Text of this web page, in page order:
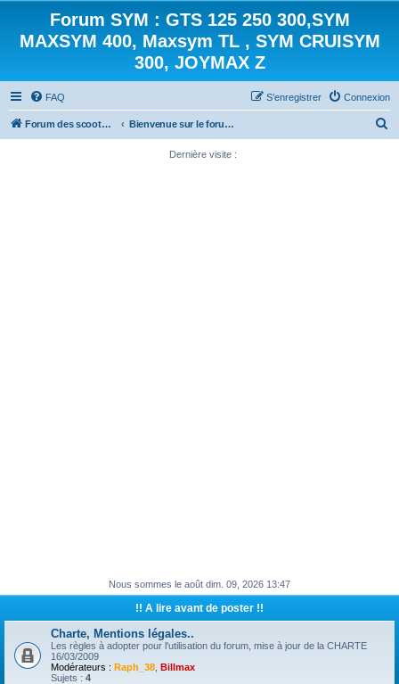
Forum SYM : GTS 125 250 300,SYM
MAXSYM 400, Maxsym TL , SYM CRUISYM
300, JOYMAX Z
FAQ Connexion
S’enregistrer
Forum des scooters SYM - GTS -MAXSYM - CRUISYM - JOYMAX - Maxsym TL Bienvenue sur le forum des scooters de la gamme SYM
Dernière visite :
Nous sommes le août dim. 09, 2026 13:47
!! A lire avant de poster !!
Charte, Mentions légales..
Les règles à adopter pour l'utilisation du forum, mise à jour de la CHARTE
16/03/2009
Modérateurs : Raph_38 Billmax
Sujets : 4